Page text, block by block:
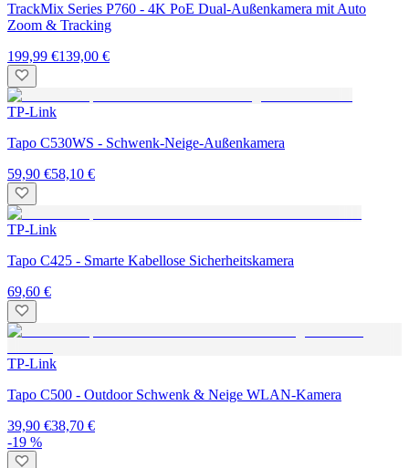
TrackMix Series P760 - 4K PoE Dual-Außenkamera mit Auto
Zoom & Tracking
199,99 €139,00 €
TP-Link
Tapo C530WS - Schwenk-Neige-Außenkamera
59,90 €58,10 €
TP-Link
Tapo C425 - Smarte Kabellose Sicherheitskamera
69,60 €
TP-Link
Tapo C500 - Outdoor Schwenk & Neige WLAN-Kamera
39,90 €38,70 €
-19 %